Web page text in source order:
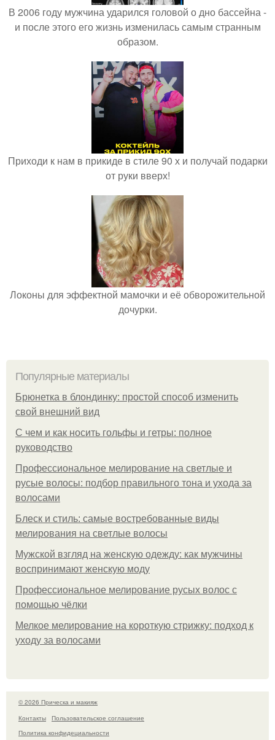
В 2006 году мужчина ударился головой о дно бассейна -
и после этого его жизнь изменилась самым странным
образом.
Приходи к нам в прикиде в стиле 90 х и получай подарки
от руки вверх!
Локоны для эффектной мамочки и её обворожительной
дочурки.
Популярные материалы
Брюнетка в блондинку: простой способ изменить
свой внешний вид
С чем и как носить гольфы и гетры: полное
руководство
Профессиональное мелирование на светлые и
русые волосы: подбор правильного тона и ухода за
волосами
Блеск и стиль: самые востребованные виды
мелирования на светлые волосы
Мужской взгляд на женскую одежду: как мужчины
воспринимают женскую моду
Профессиональное мелирование русых волос с
помощью чёлки
Мелкое мелирование на короткую стрижку: подход к
уходу за волосами
© 2026 Прическа и макияж
Контакты
Пользовательское соглашение
Политика конфидециальности